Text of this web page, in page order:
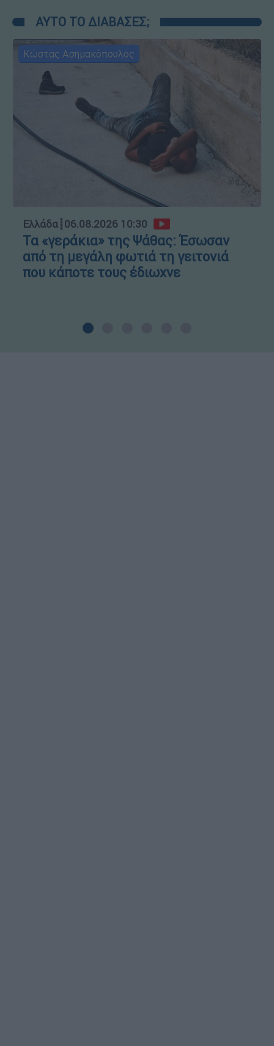
ΑΥΤΟ ΤΟ ΔΙΑΒΑΣΕΣ;
Κώστας Ασημακόπουλος
Ελλάδα┋06.08.2026 10:30
Τα «γεράκια» της Ψάθας: Έσωσαν
από τη μεγάλη φωτιά τη γειτονιά
που κάποτε τους έδιωχνε